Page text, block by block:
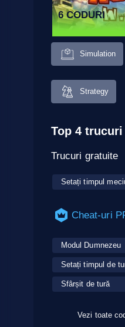
6 CODURI
Simulation
Strategy
Top 4 trucuri
Trucuri gratuite
Setați timpul
Cheat-uri
Modul Dumnezeu
Setați timpul de
Sfârșit de tură
Vezi toate